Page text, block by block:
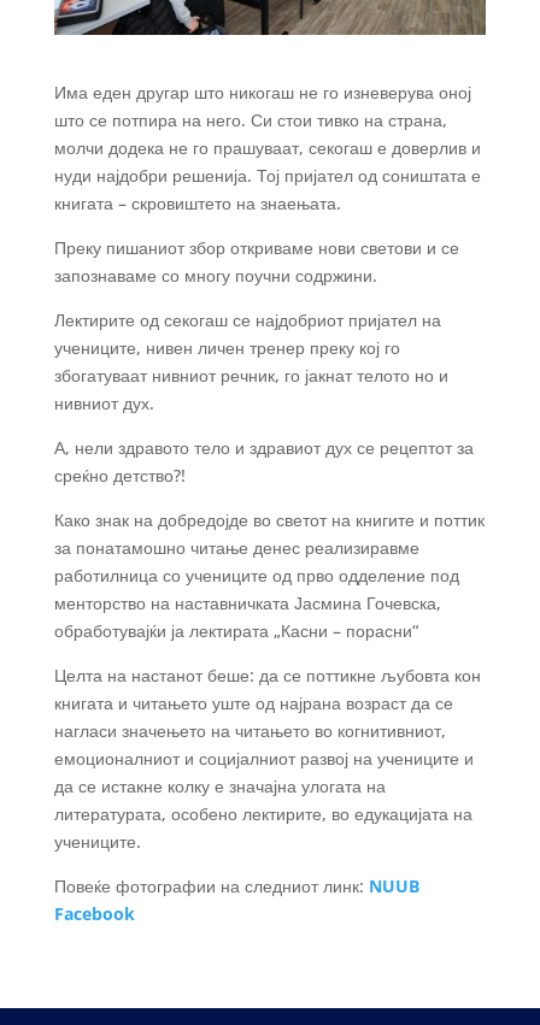
Има еден другар што никогаш не го изневерува оној
што се потпира на него. Си стои тивко на страна,
молчи додека не го прашуваат, секогаш е доверлив и
нуди најдобри решенија. Тој пријател од соништата е
книгата – скровиштето на знаењата.
Преку пишаниот збор откриваме нови светови и се
запознаваме со многу поучни содржини.
Лектирите од секогаш се најдобриот пријател на
учениците, нивен личен тренер преку кој го
збогатуваат нивниот речник, го јакнат телото но и
нивниот дух.
А, нели здравото тело и здравиот дух се рецептот за
среќно детство?!
Како знак на добредојде во светот на книгите и поттик
за понатамошно читање денес реализиравме
работилница со учениците од прво одделение под
менторство на наставничката Јасмина Гочевска,
обработувајќи ја лектирата „Касни – порасни“
Целта на настанот беше: да се поттикне љубовта кон
книгата и читањето уште од најрана возраст да се
нагласи значењето на читањето во когнитивниот,
емоционалниот и социјалниот развој на учениците и
да се истакне колку е значајна улогата на
литературата, особено лектирите, во едукацијата на
учениците.
Повеќе фотографии на следниот линк: NUUB
Facebook